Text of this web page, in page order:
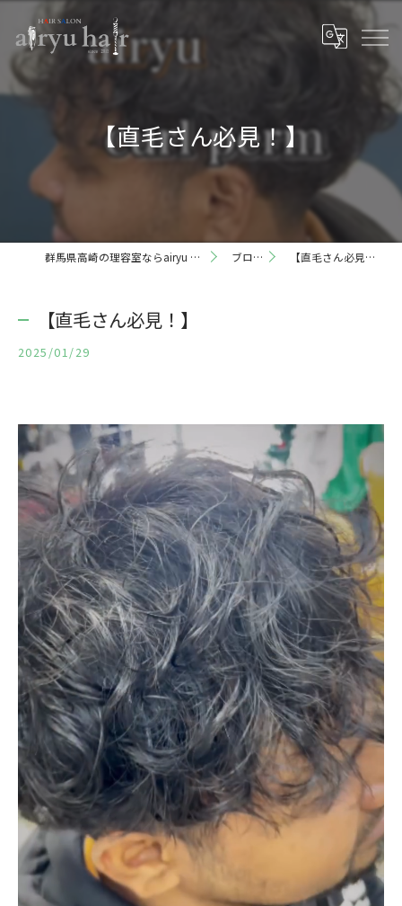
【直毛さん必見！】
群馬県高崎の理容室ならairyu hair ブログ 【直毛さん必見！】
【直毛さん必見！】
2025/01/29